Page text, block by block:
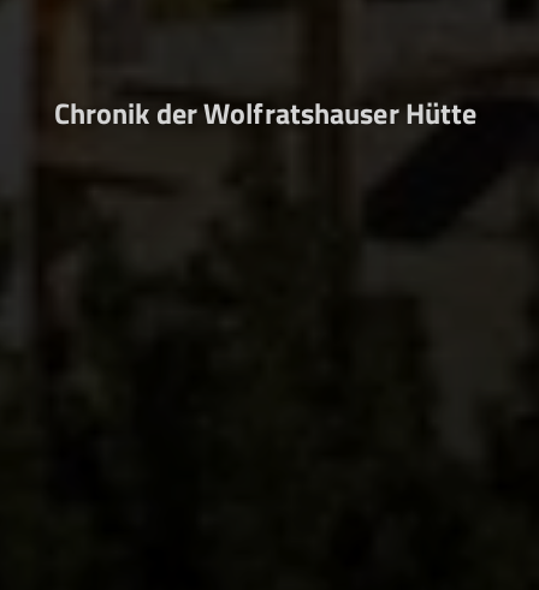
Chronik der Wolfratshauser Hütte